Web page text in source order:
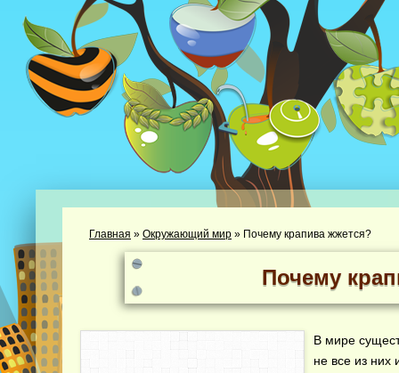
Главная » Окружающий мир » Почему крапива жжется?
Почему
В мире
не все из